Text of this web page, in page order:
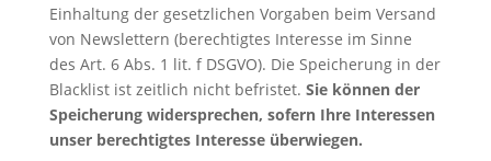
Einhaltung der gesetzlichen Vorgaben beim Versand
von Newslettern (berechtigtes Interesse im Sinne
des Art. 6 Abs. 1 lit. f DSGVO). Die Speicherung in der
Blacklist ist zeitlich nicht befristet. Sie können der
Speicherung widersprechen, sofern Ihre Interessen
unser berechtigtes Interesse überwiegen.